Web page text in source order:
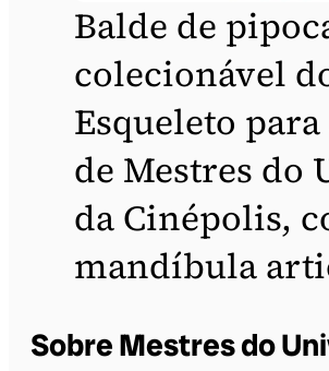
Balde de
colecionável
Esqueleto
de Mestres do
da Cinépolis,
mandíbula
Sobre Mestres do